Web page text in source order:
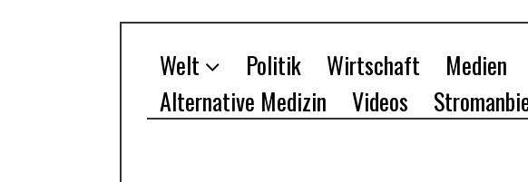
Welt Politik Wirtschaft Medien
Alternative Medizin
Videos